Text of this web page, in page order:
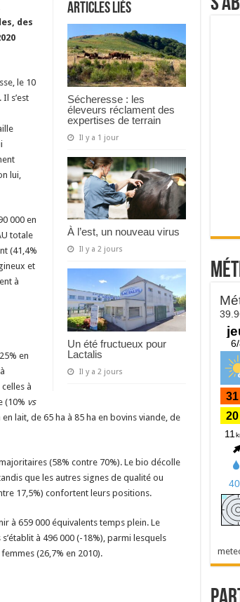
Articles liés
Sécheresse : les
éleveurs réclament des
expertises de terrain
Il y a 1 jour
À l’est, un nouveau virus
Il y a 2 jours
Un été fructueux pour
Lactalis
Il y a 2 jours
des
le 10
. Il s’est
lui,
000 en
totale
(41,4%
et
à
en
à
(10% vs
lait, de 65 ha à 85 ha en bovins viande, de
(58% contre 70%). Le bio décolle
que les autres signes de qualité ou
17,5%) confortent leurs positions.
à 659 000 équivalents temps plein. Le
à 496 000 (-18%), parmi lesquels
(26,7% en 2010).